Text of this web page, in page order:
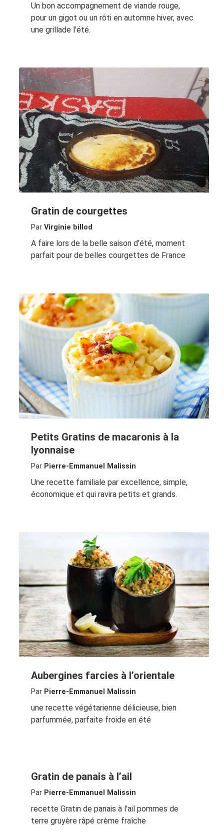
Un bon accompagnement de viande rouge,
pour un gigot ou un rôti en automne hiver, avec
une grillade l'été.
Gratin de courgettes
Par Virginie billod
A faire lors de la belle saison d'été, moment
parfait pour de belles courgettes de France
Petits Gratins de macaronis à la
lyonnaise
Par Pierre-Emmanuel Malissin
Une recette familiale par excellence, simple,
économique et qui ravira petits et grands.
Aubergines farcies à l’orientale
Par Pierre-Emmanuel Malissin
une recette végétarienne délicieuse, bien
parfummée, parfaite froide en été
Gratin de panais à l’ail
Par Pierre-Emmanuel Malissin
recette Gratin de panais à l'ail pommes de
terre gruyère râpé crème fraîche